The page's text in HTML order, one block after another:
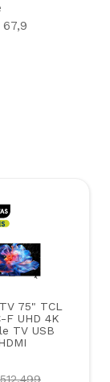
75" TCL
F UHD 4K
TV USB